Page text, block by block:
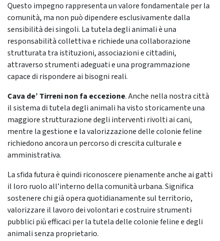
Questo impegno rappresenta un valore fondamentale per la
comunità, ma non può dipendere esclusivamente dalla
sensibilità dei singoli. La tutela degli animali è una
responsabilità collettiva e richiede una collaborazione
strutturata tra istituzioni, associazioni e cittadini,
attraverso strumenti adeguati e una programmazione
capace di rispondere ai bisogni reali.
Cava de’ Tirreni non fa eccezione. Anche nella nostra città
il sistema di tutela degli animali ha visto storicamente una
maggiore strutturazione degli interventi rivolti ai cani,
mentre la gestione e la valorizzazione delle colonie feline
richiedono ancora un percorso di crescita culturale e
amministrativa.
La sfida futura è quindi riconoscere pienamente anche ai gatti
il loro ruolo all’interno della comunità urbana. Significa
sostenere chi già opera quotidianamente sul territorio,
valorizzare il lavoro dei volontari e costruire strumenti
pubblici più efficaci per la tutela delle colonie feline e degli
animali senza proprietario.